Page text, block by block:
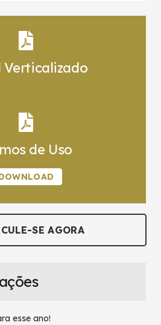
Verticalizado
de Uso
SE AGORA
esse ano!